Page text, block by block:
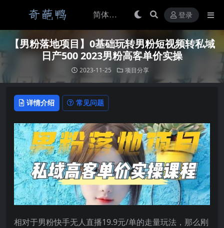
登录
【男粉落地项目】0基础玩转男粉短视频转私域
日产500 2023男粉高客单价实操
2023-11-25 项目分享
详情介绍 常见问题
相对于男粉快手无人直播19.9元/单的走量玩法，那么刚